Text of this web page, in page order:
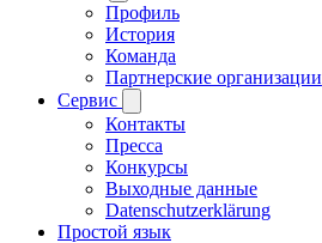
Профиль
История
Команда
Партнерские организации
Сервис
Контакты
Пресса
Конкурсы
Выходные данные
Datenschutzerklärung
Простой язык